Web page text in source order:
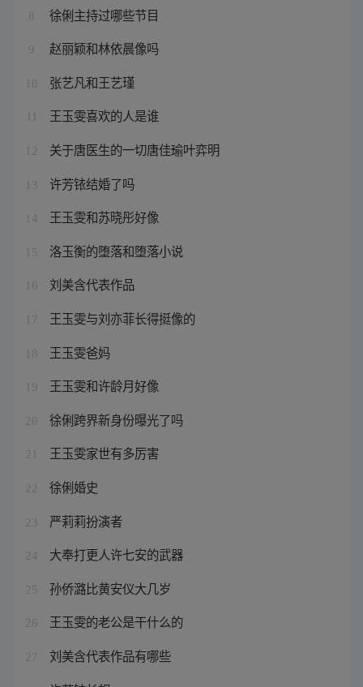
8 徐俐主持过哪些节目
9 赵丽颖和林依晨像吗
10 张艺凡和王艺瑾
王玉雯喜欢的人是谁
12 关于唐医生的一切唐佳瑜叶弈明
13 许芳铱结婚了吗
14 王玉雯和苏晓彤好像
15 洛玉衡的堕落和堕落小说
16 刘美含代表作品
17 王玉雯与刘亦菲长得挺像的
18 王玉雯爸妈
19 王玉雯和许龄月好像
20 徐俐跨界新身份曝光了吗
21 王玉雯家世有多厉害
22 徐俐婚史
23 严莉莉扮演者
24 大奉打更人许七安的武器
25 孙侨潞比黄安仪大几岁
26 王玉雯的老公是干什么的
27 刘美含代表作品有哪些